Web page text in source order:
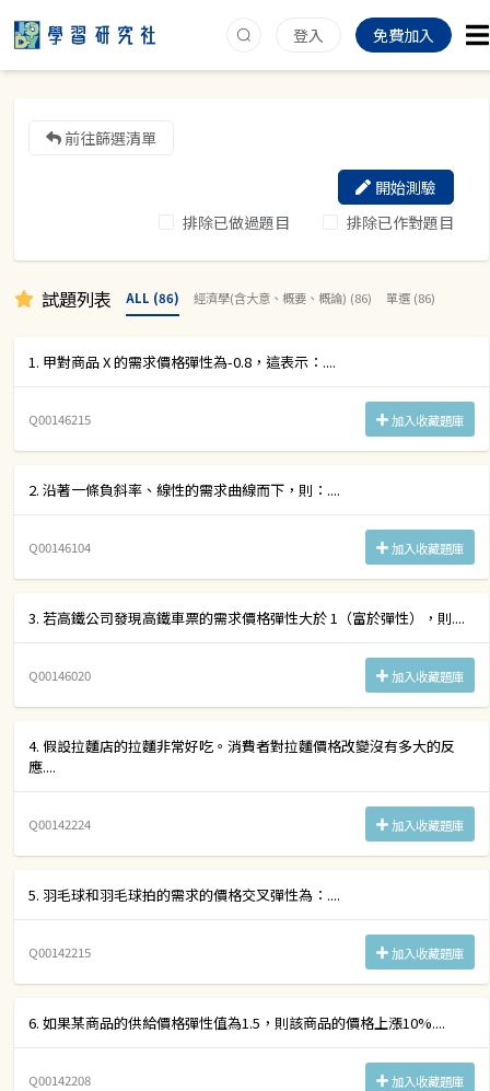
登入 免費加入
前往篩選清單
排除已做過題目 排除已作對題目
開始測驗
試題列表 ALL (86) 經濟學(含大意、概要、概論) (86) 單選 (86)
1. 甲對商品 X 的需求價格彈性為-0.8，這表示：....
Q00146215 加入收藏題庫
2. 沿著一條負斜率、線性的需求曲線而下，則：....
Q00146104 加入收藏題庫
3. 若高鐵公司發現高鐵車票的需求價格彈性大於 1（富於彈性），則....
Q00146020 加入收藏題庫
4. 假設拉麵店的拉麵非常好吃。消費者對拉麵價格改變沒有多大的反
應....
Q00142224 加入收藏題庫
5. 羽毛球和羽毛球拍的需求的價格交叉彈性為：....
Q00142215 加入收藏題庫
6. 如果某商品的供給價格彈性值為1.5，則該商品的價格上漲10%....
Q00142208 加入收藏題庫